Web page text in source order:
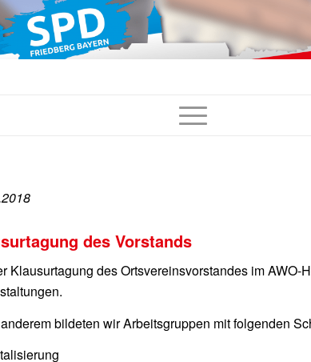
des Vorstands
Klausurtagung des Ortsvereinsvorstandes im
bildeten wir Arbeitsgruppen mit folgenden